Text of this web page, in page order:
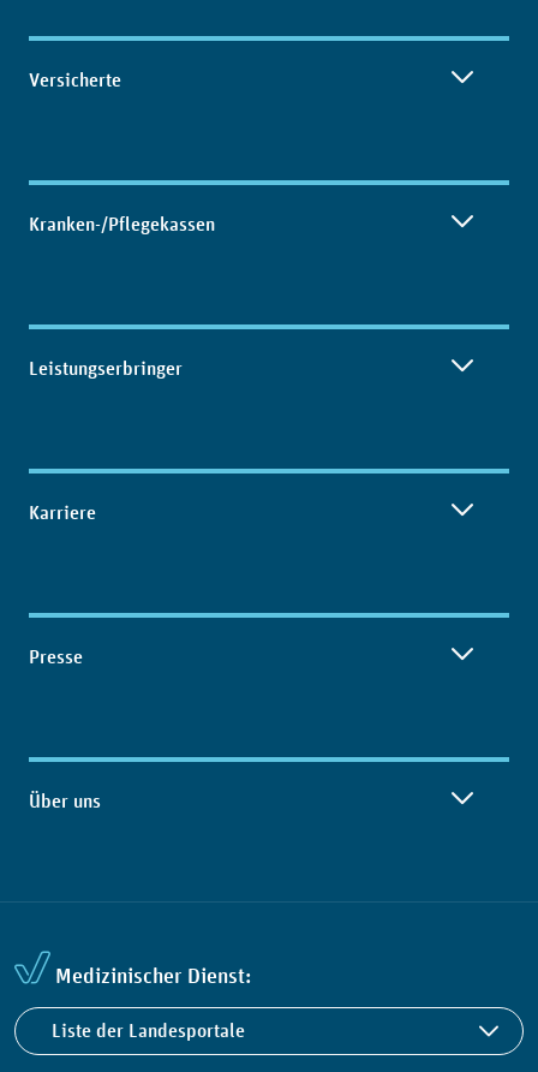
Inhaltsübersicht
Versicherte
Kranken-/Pflegekassen
Leistungserbringer
Karriere
Presse
Über uns
Medizinischer Dienst:
Liste der Landesportale